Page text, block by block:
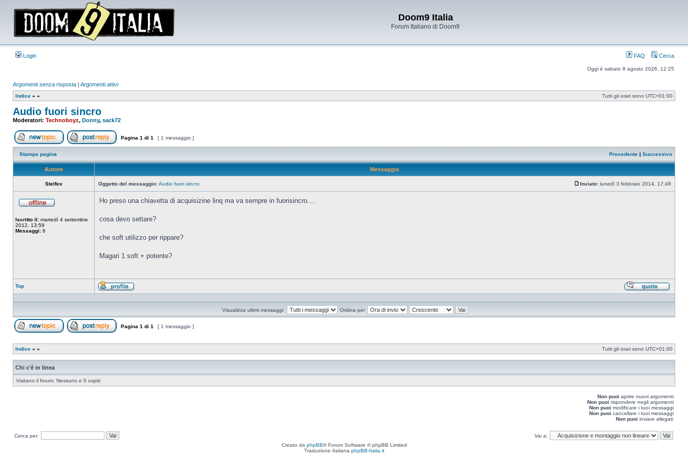
Doom9 Italia
Forum Italiano di Doom9
Login FAQ Cerca
Oggi è sabato 8 agosto 2026, 12:25
Argomenti senza risposta | Argomenti attivi
Indice » » Tutti gli orari sono UTC+01:00
Audio fuori sincro
Moderatori: Technoboyz, Donny, sack72
Apri un nuovo argomentoRispondi all’argomento
Pagina 1 di 1 [ 1 messaggio ]
Stampa pagina Precedente | Successivo
Autore Messaggio
Stelfex Oggetto del messaggio:Audio fuori sincro
Inviato: lunedì 3 febbraio 2014, 17:48
Iscritto il: martedì 4 settembre
2012, 13:59
Messaggi: 6
Ho preso una chiavetta di acquisizine linq ma va sempre in fuorisincro....
cosa devo settare?
che soft utilizzo per rippare?
Magari 1 soft + potente?
Top
Profilo
Visualizza ultimi messaggi:
Ordina per
Pagina 1 di 1 [ 1 messaggio ]
Indice » » Tutti gli orari sono UTC+01:00
Chi c’è in linea
Visitano il forum: Nessuno e 0 ospiti
Non puoi aprire nuovi argomenti
Non puoi rispondere negli argomenti
Non puoi modificare i tuoi messaggi
Non puoi cancellare i tuoi messaggi
Non puoi inviare allegati
Cerca per:
Vai a:
Creato da phpBB® Forum Software © phpBB Limited
Traduzione Italiana phpBB-Italia.it